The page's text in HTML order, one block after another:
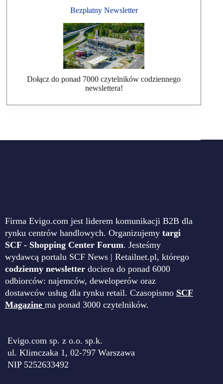
Bezpłatny Newsletter
Dołącz do ponad 7000 czytelników codziennego
newslettera!
Firma Evigo.com jest liderem komunikacji B2B dla
rynku centrów handlowych. Organizujemy targi
SCF - Shopping Center Forum. Jesteśmy
wydawcą portalu SCF News | Retailnet.pl, którego
codzienny newsletter dociera do ponad 6000
odbiorców: najemców, deweloperów oraz
dostawców usług dla rynku retail. Czasopismo SCF
Magazine ma ponad 3000 czytelników.
Evigo.com sp. z o.o. sp.k.
ul. Klimczaka 1, 02-797 Warszawa
NIP 5252633492